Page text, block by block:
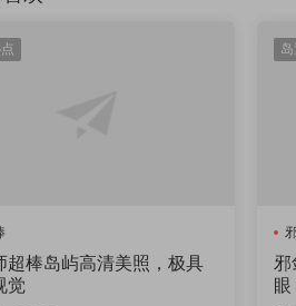
超棒岛屿高清美照，极具
觉
邪